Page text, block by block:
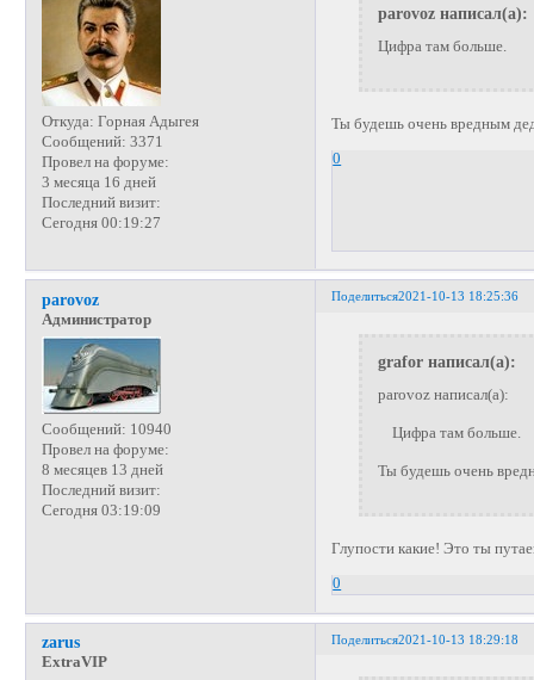
Откуда: Горная Адыгея
Сообщений: 3371
Провел на форуме:
3 месяца 16 дней
Последний визит:
Сегодня 00:19:27
parovoz написал(а):
Цифра там больше.
Ты будешь очень вредным
0
Поделиться2021-10-13 18:25:36
parovoz
Администратор
Сообщений: 10940
Провел на форуме:
8 месяцев 13 дней
Последний визит:
Сегодня 03:19:09
grafor написал(а):
parovoz написал(а):
Цифра там больше.
Ты будешь очень
Глупости какие! Это ты
0
Поделиться2021-10-13 18:29:18
zarus
ExtraVIP